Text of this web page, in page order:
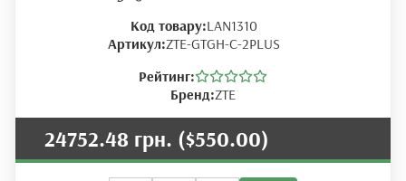
Код товару:LAN1310
Артикул:ZTE-GTGH-C-2PLUS
Рейтинг:
Бренд:ZTE
24752.48 грн. ($550.00)